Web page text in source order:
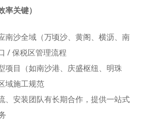
率关键）
南沙全域（万顷沙、黄阁、横沥、南
/ 保税区管理流程
项目（如南沙港、庆盛枢纽、明珠
域施工规范
、安装团队有长期合作，提供一站式